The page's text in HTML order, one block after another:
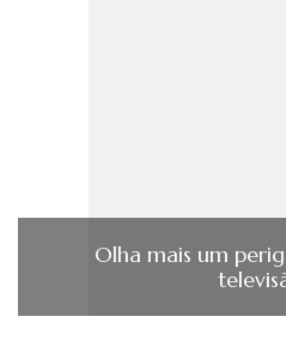
Olha mais um